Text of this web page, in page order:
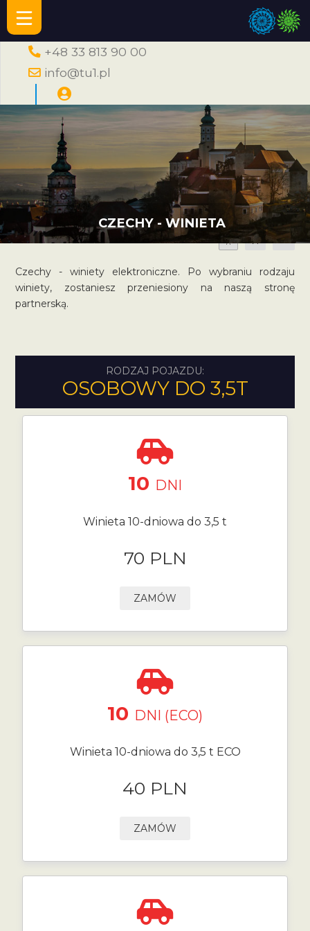
+48 33 813 90 00
info@tu1.pl
CZECHY - WINIETA
A A A
Czechy - winiety elektroniczne. Po wybraniu rodzaju
winiety, zostaniesz przeniesiony na naszą stronę
partnerską.
RODZAJ POJAZDU:
OSOBOWY DO 3,5T
10 DNI
Winieta 10-dniowa do 3,5 t
70 PLN
ZAMÓW
10 DNI (ECO)
Winieta 10-dniowa do 3,5 t ECO
40 PLN
ZAMÓW